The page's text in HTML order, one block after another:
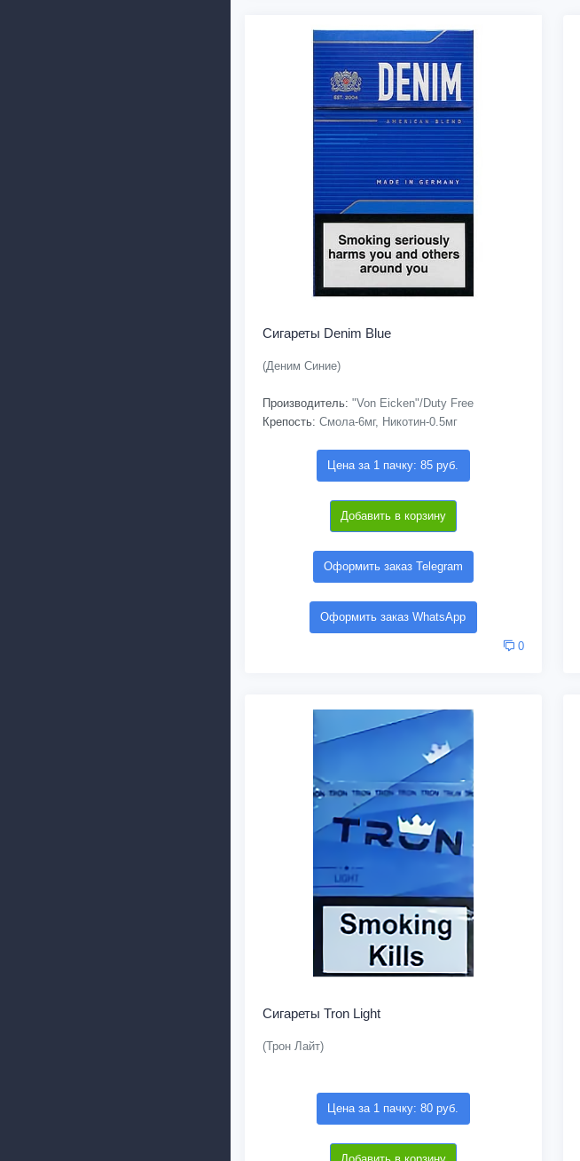
Сигареты Denim Blue
(Деним Синие)
Производитель: "Von Eicken"/Duty Free
Крепость: Смола-6мг, Никотин-0.5мг
Цена за 1 пачку: 85 руб.
Добавить в корзину
Оформить заказ Telegram
Оформить заказ WhatsApp
0
Сигареты Tron Light
(Трон Лайт)
Цена за 1 пачку: 80 руб.